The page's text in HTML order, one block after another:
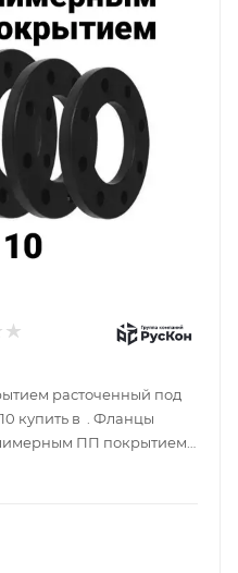
расточенный под
купить в . Фланцы
ПП покрытием
как
10 Мпа Самый большой
в РСК Реновация.